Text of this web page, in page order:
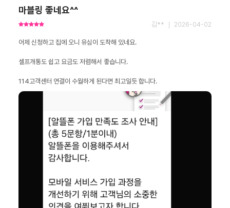
마블링 좋네요^^
김** ｜ 2026-04-02
114고객센터 연결이 수월하게 된다면 최고일듯 합니다.